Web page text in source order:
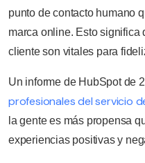
punto de contacto humano
marca online. Esto significa
cliente son vitales para
Un informe de HubSpot de
profesionales del servicio
la gente es más propensa
experiencias positivas y